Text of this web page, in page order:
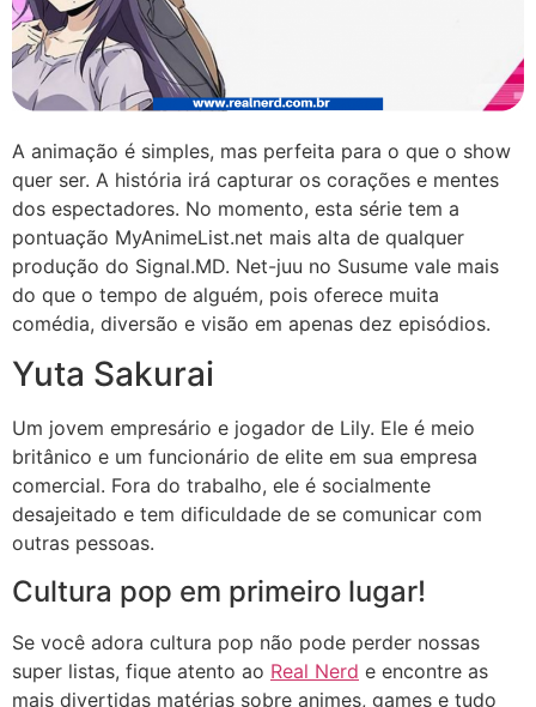
A animação é simples, mas perfeita para o que o show
quer ser. A história irá capturar os corações e mentes
dos espectadores. No momento, esta série tem a
pontuação MyAnimeList.net mais alta de qualquer
produção do Signal.MD. Net-juu no Susume vale mais
do que o tempo de alguém, pois oferece muita
comédia, diversão e visão em apenas dez episódios.
Yuta Sakurai
Um jovem empresário e jogador de Lily. Ele é meio
britânico e um funcionário de elite em sua empresa
comercial. Fora do trabalho, ele é socialmente
desajeitado e tem dificuldade de se comunicar com
outras pessoas.
Cultura pop em primeiro lugar!
Se você adora cultura pop não pode perder nossas
super listas, fique atento ao Real Nerd e encontre as
mais divertidas matérias sobre animes, games e tudo